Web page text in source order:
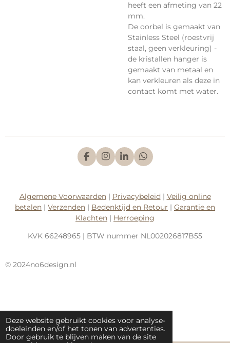
Deze website gebruikt cookies voor analyse-
doeleinden en/of het tonen van advertenties.
Door gebruik te blijven maken van de site
heeft een afmeting van 22
mm.
De oorbel is gemaakt van
Stainless Steel (roestvrij
staal, geen verkleuring) -
de kristallen hanger is
gemaakt van metaal en
kan verkleuren als deze in
contact komt met water.
F
a
b
o
o
k
I
n
a
g
r
a
L
i
e
d
I
n
W
h
s
A
p
p
Algemene Voorwaarden| Privacybeleid | Veilig online
betalen | Verzenden | Bedenktijd en Retour | Garantie en
Klachten | Herroeping
KVK 66248965 | BTW nummer NL002026817B55
© 2024no6design.nl